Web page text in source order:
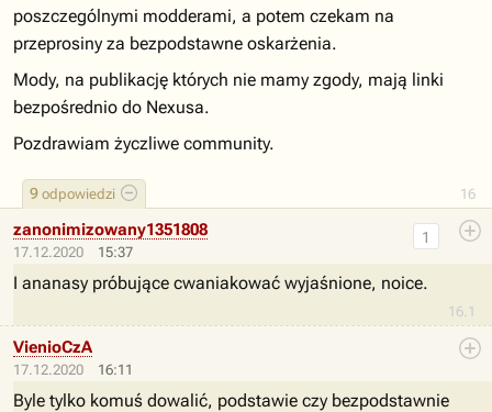
16
9 odpowiedzi
poszczególnymi modderami, a potem czekam na
przeprosiny za bezpodstawne oskarżenia.
Mody, na publikację których nie mamy zgody, mają linki
bezpośrednio do Nexusa.
Pozdrawiam życzliwe community.
17.12.2020 15:37
16.1
1
zanonimizowany1351808
I ananasy próbujące cwaniakować wyjaśnione, noice.
17.12.2020 16:11
VienioCzA
Byle tylko komuś dowalić, podstawie czy bezpodstawnie